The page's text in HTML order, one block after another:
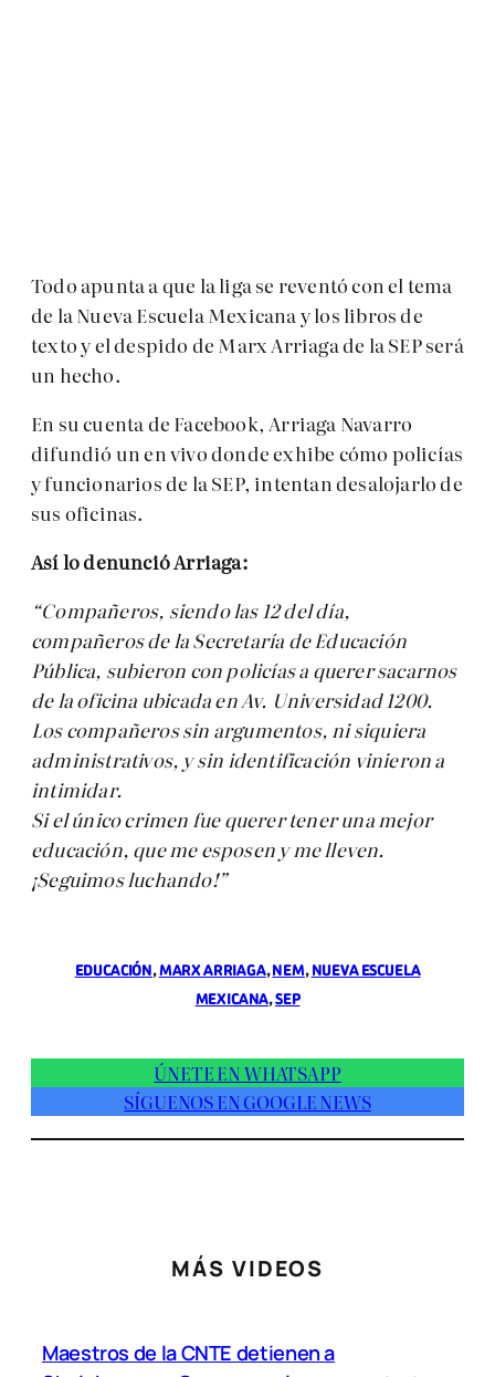
Todo apunta a que la liga se reventó con el tema
de la Nueva Escuela Mexicana y los libros de
texto y el despido de Marx Arriaga de la SEP será
un hecho.
En su cuenta de Facebook, Arriaga Navarro
difundió un en vivo donde exhibe cómo policías
y funcionarios de la SEP, intentan desalojarlo de
sus oficinas.
Así lo denunció Arriaga:
“Compañeros, siendo las 12 del día,
compañeros de la Secretaría de Educación
Pública, subieron con policías a querer sacarnos
de la oficina ubicada en Av. Universidad 1200.
Los compañeros sin argumentos, ni siquiera
administrativos, y sin identificación vinieron a
intimidar.
Si el único crimen fue querer tener una mejor
educación, que me esposen y me lleven.
¡Seguimos luchando!”
EDUCACIÓN, MARX ARRIAGA, NEM, NUEVA ESCUELA
MEXICANA, SEP
ÚNETE EN WHATSAPP
SÍGUENOS EN GOOGLE NEWS
MÁS VIDEOS
Maestros de la CNTE detienen a